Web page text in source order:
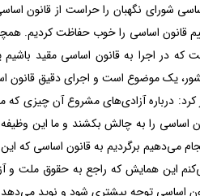
شورای نگهبان را حراست از قانون
قانون اساسی را خوب حفاظت کردیم.
در اجرا به قانون اساسی مقید
یک موضوع است و اجرای دقیق قانون
کرد: درباره آزادی‌های مشروع آن چیزی که
اساسی را به چالش بکشند و ما این
می‌دهیم برگردیم به قانون اساسی که
این همایش که راجع به حقوق ملت
اساسی توجه بیشتری شود و نوید می‌دهد